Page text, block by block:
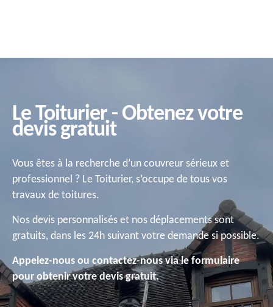
Le Toiturier - Obtenez votre
devis gratuit
Vous êtes à la recherche d’un couvreur sérieux et
professionnel ? Le Toiturier, s’occupe de tous vos
travaux de toitures.
Nos devis personnalisés et nos déplacements sont
gratuits, dans les 24h suivant votre demande si possible.
Appelez-nous ou contactez-nous via le formulaire
pour obtenir votre devis gratuit.